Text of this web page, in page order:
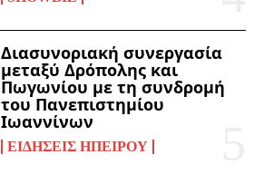
Διασυνοριακή συνεργασία
μεταξύ Δρόπολης και
Πωγωνίου με τη συνδρομή
του Πανεπιστημίου
Ιωαννίνων
ΕΙΔΉΣΕΙΣ ΗΠΕΊΡΟΥ